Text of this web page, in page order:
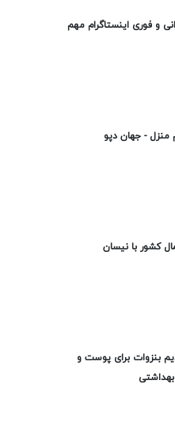
و فوری اینستاگرام مهم
منزل - جهان دپو
کشور با نیسان
بنزوات برای پوست و